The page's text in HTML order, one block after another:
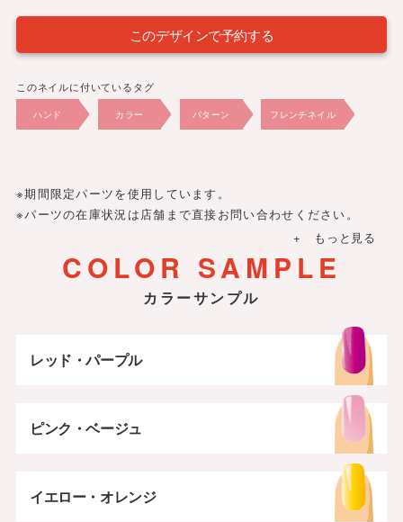
このデザインで予約する
このネイルに付いているタグ
ハンド カラー パターン フレンチネイル
2025年 8,030円 シースルー
ピンク・ベージュ ホワイト・ブラック
+ もっと見る
※期間限定パーツを使用しています。
※パーツの在庫状況は店舗まで直接お問い合わせください。
COLOR SAMPLE
カラーサンプル
レッド・パープル
ピンク・ベージュ
イエロー・オレンジ